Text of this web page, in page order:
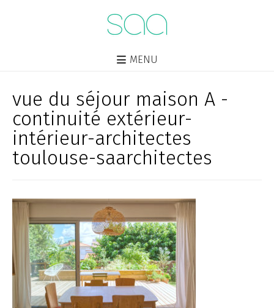
MENU
vue du séjour maison A -
continuité extérieur-
intérieur-architectes
toulouse-saarchitectes